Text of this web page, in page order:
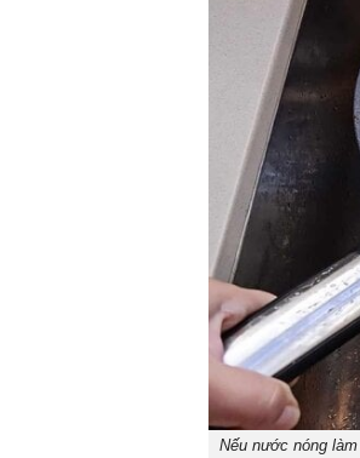
Nếu nước nóng